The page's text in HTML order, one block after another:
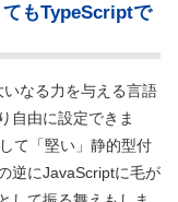
もTypeScriptで
なる力を与える言語
自由に設定できま
て「堅い」静的型付
逆にJavaScriptに毛が